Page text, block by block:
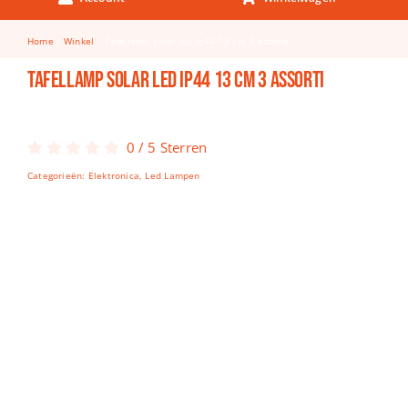
Keuken & Tafelen
Kinderfietsen
Knutselen
Spellen
Home Winkel
Tafellamp solar led ip44 13 cm 3 assorti
0 / 5 Sterren
Categorieën: Elektronica, Led Lampen